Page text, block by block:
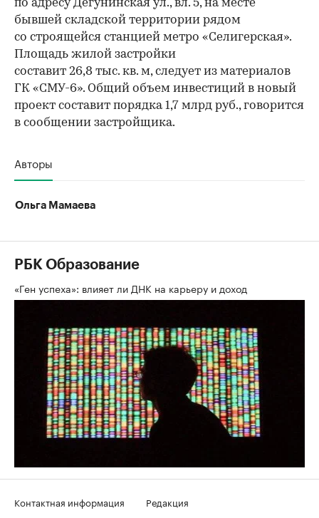
по адресу Дегунинская ул., вл. 5, на месте
бывшей складской территории рядом
со строящейся станцией метро «Селигерская».
Площадь жилой застройки
составит 26,8 тыс. кв. м, следует из материалов
ГК «СМУ-6». Общий объем инвестиций в новый
проект составит порядка 1,7 млрд руб., говорится
в сообщении застройщика.
Авторы
Ольга Мамаева
РБК Образование
«Ген успеха»: влияет ли ДНК на карьеру и доход
Контактная информация
Редакция